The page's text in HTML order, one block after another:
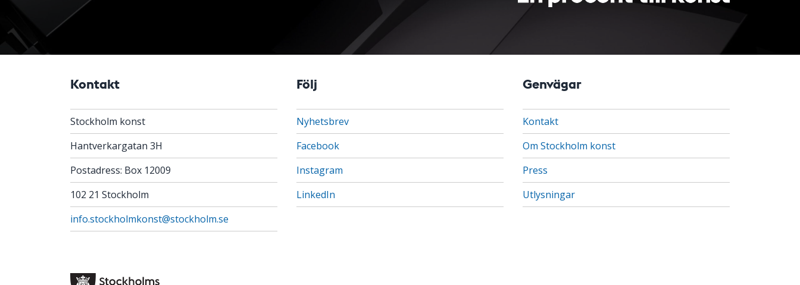
Kontakt
Stockholm konst
Hantverkargatan 3H
Postadress: Box 12009
102 21 Stockholm
info.stockholmkonst@stockholm.se
Följ
Nyhetsbrev
Facebook
Instagram
LinkedIn
Genvägar
Kontakt
Om Stockholm konst
Press
Utlysningar